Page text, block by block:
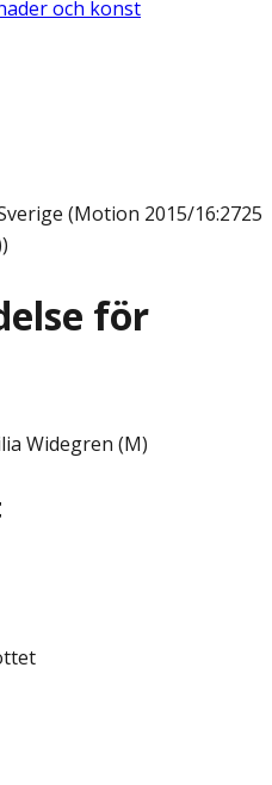
och konst
(Motion 2015/16:2725
för
Widegren (M)